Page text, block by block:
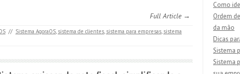
Full Article →
// Sistema AgoraOS, sistema de clientes, sistema para empresas, sistema
Como
Ordem
da mão
Dicas
Sistema
Sistema